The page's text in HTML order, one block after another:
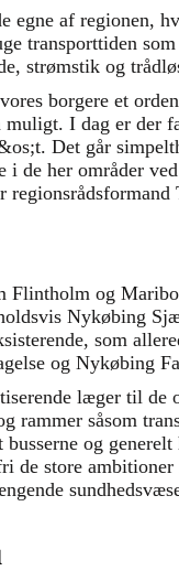
egne af regionen,
transporttiden
strømstik og
borgere et
muligt. I dag er der
Det går
i de her områder
Flintholm og
Nykøbing
som
og Nykøbing
læger til de
rammer såsom
og
de store ambitioner